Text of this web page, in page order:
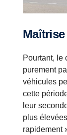
Pourtant, le
purement
véhicules
cette
leur
plus
rapidement